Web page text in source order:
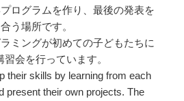
ログラムを作り、最後の発表を
う場所です。
ミングが初めての子どもたちに
会を行っています。
their skills by learning from each
present their own projects. The